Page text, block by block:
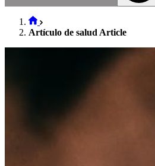
Artículo de salud Article